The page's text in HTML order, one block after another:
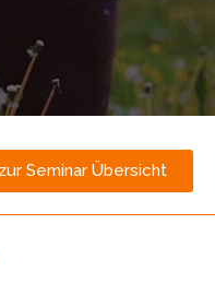
Seminar Übersicht